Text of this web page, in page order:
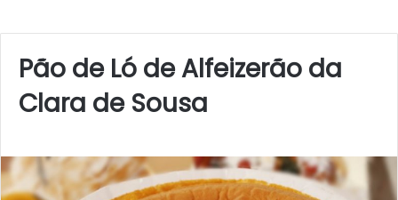
Pão de Ló de Alfeizerão da
Clara de Sousa